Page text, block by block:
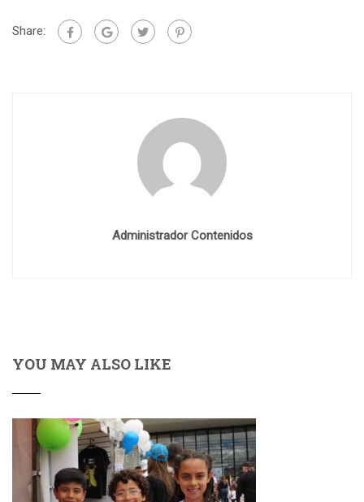
Share:
Administrador Contenidos
YOU MAY ALSO LIKE